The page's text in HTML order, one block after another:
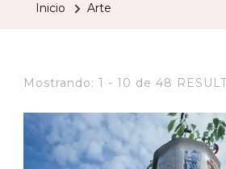
Inicio Arte
Mostrando: 1 - 10 de 48